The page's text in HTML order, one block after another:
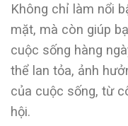
Không chỉ làm nổi
mặt, mà còn giúp
cuộc sống hàng
thể lan tỏa, ảnh
của cuộc sống, từ
hội.